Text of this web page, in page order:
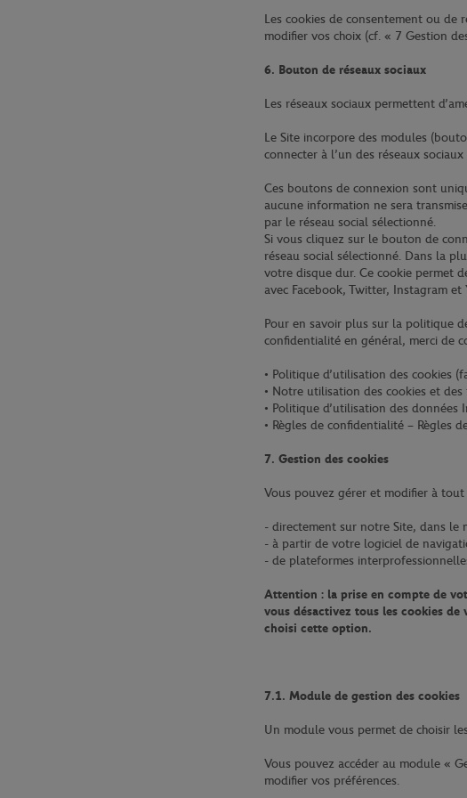
Les cookies de consentement ou
modifier vos choix (cf. « 7 Gestion
6. Bouton de réseaux sociaux
Les réseaux sociaux permettent
Le Site incorpore des modules
connecter à l’un des réseaux
Ces boutons de connexion sont
aucune information ne sera
par le réseau social sélectionné.
Si vous cliquez sur le bouton de
réseau social sélectionné. Dans la
votre disque dur. Ce cookie permet
avec Facebook, Twitter, Instagram et
Pour en savoir plus sur la politique
confidentialité en général, merci de
• Politique d’utilisation des cookies
• Notre utilisation des cookies et
• Politique d’utilisation des données
• Règles de confidentialité – Règles
7. Gestion des cookies
Vous pouvez gérer et modifier à
- directement sur notre Site, dans le
- à partir de votre logiciel de
- de plateformes
Attention : la prise en compte de
vous désactivez tous les cookies
choisi cette option.
7.1. Module de gestion des cookies
Un module vous permet de choisir
Vous pouvez accéder au module «
modifier vos préférences.